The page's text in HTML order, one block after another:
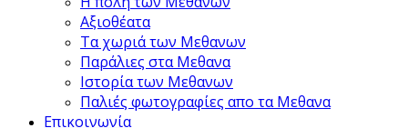
Αξιοθέατα
Τα χωριά των Μεθανων
Παράλιες στα Μεθανα
Ιστορία των Μεθανων
Παλιές φωτογραφίες απο τα Μεθανα
Επικοινωνία